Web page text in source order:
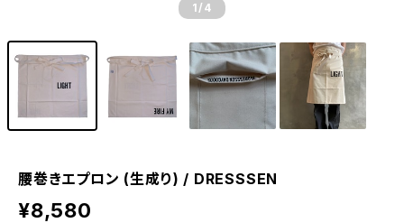
1 /4
腰巻きエプロン (生成り) / DRESSSEN
¥8,580